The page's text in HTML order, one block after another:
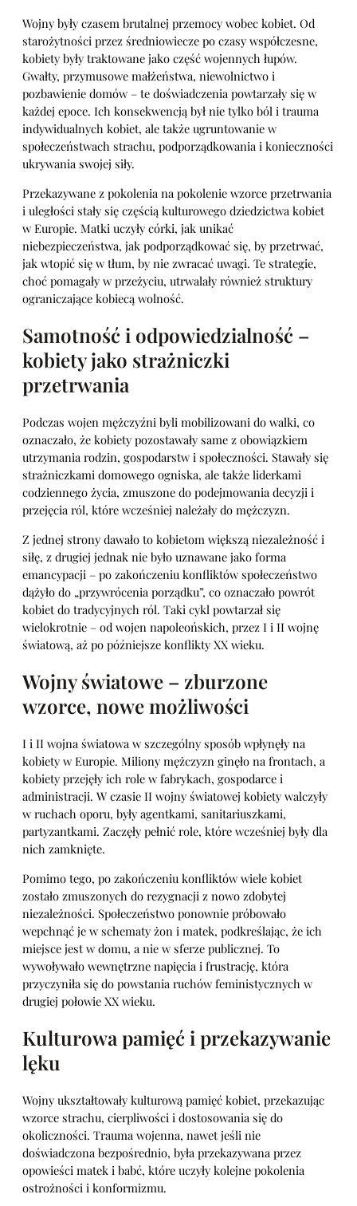
Wojny były czasem brutalnej przemocy wobec kobiet. Od
starożytności przez średniowiecze po czasy współczesne,
kobiety były traktowane jako część wojennych łupów.
Gwałty, przymusowe małżeństwa, niewolnictwo i
pozbawienie domów – te doświadczenia powtarzały się w
każdej epoce. Ich konsekwencją był nie tylko ból i trauma
indywidualnych kobiet, ale także ugruntowanie w
społeczeństwach strachu, podporządkowania i konieczności
ukrywania swojej siły.
Przekazywane z pokolenia na pokolenie wzorce przetrwania
i uległości stały się częścią kulturowego dziedzictwa kobiet
w Europie. Matki uczyły córki, jak unikać
niebezpieczeństwa, jak podporządkować się, by przetrwać,
jak wtopić się w tłum, by nie zwracać uwagi. Te strategie,
choć pomagały w przeżyciu, utrwalały również struktury
ograniczające kobiecą wolność.
Samotność i odpowiedzialność –
kobiety jako strażniczki
przetrwania
Podczas wojen mężczyźni byli mobilizowani do walki, co
oznaczało, że kobiety pozostawały same z obowiązkiem
utrzymania rodzin, gospodarstw i społeczności. Stawały się
strażniczkami domowego ogniska, ale także liderkami
codziennego życia, zmuszone do podejmowania decyzji i
przejęcia ról, które wcześniej należały do mężczyzn.
Z jednej strony dawało to kobietom większą niezależność i
siłę, z drugiej jednak nie było uznawane jako forma
emancypacji – po zakończeniu konfliktów społeczeństwo
dążyło do „przywrócenia porządku”, co oznaczało powrót
kobiet do tradycyjnych ról. Taki cykl powtarzał się
wielokrotnie – od wojen napoleońskich, przez I i II wojnę
światową, aż po późniejsze konflikty XX wieku.
Wojny światowe – zburzone
wzorce, nowe możliwości
I i II wojna światowa w szczególny sposób wpłynęły na
kobiety w Europie. Miliony mężczyzn ginęło na frontach, a
kobiety przejęły ich role w fabrykach, gospodarce i
administracji. W czasie II wojny światowej kobiety walczyły
w ruchach oporu, były agentkami, sanitariuszkami,
partyzantkami. Zaczęły pełnić role, które wcześniej były dla
nich zamknięte.
Pomimo tego, po zakończeniu konfliktów wiele kobiet
zostało zmuszonych do rezygnacji z nowo zdobytej
niezależności. Społeczeństwo ponownie próbowało
wepchnąć je w schematy żon i matek, podkreślając, że ich
miejsce jest w domu, a nie w sferze publicznej. To
wywoływało wewnętrzne napięcia i frustrację, która
przyczyniła się do powstania ruchów feministycznych w
drugiej połowie XX wieku.
Kulturowa pamięć i przekazywanie
lęku
Wojny ukształtowały kulturową pamięć kobiet, przekazując
wzorce strachu, cierpliwości i dostosowania się do
okoliczności. Trauma wojenna, nawet jeśli nie
doświadczona bezpośrednio, była przekazywana przez
opowieści matek i babć, które uczyły kolejne pokolenia
ostrożności i konformizmu.